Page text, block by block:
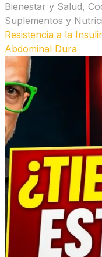
Bienestar y Salud,
Suplementos y
Resistencia a la
Abdominal Dura